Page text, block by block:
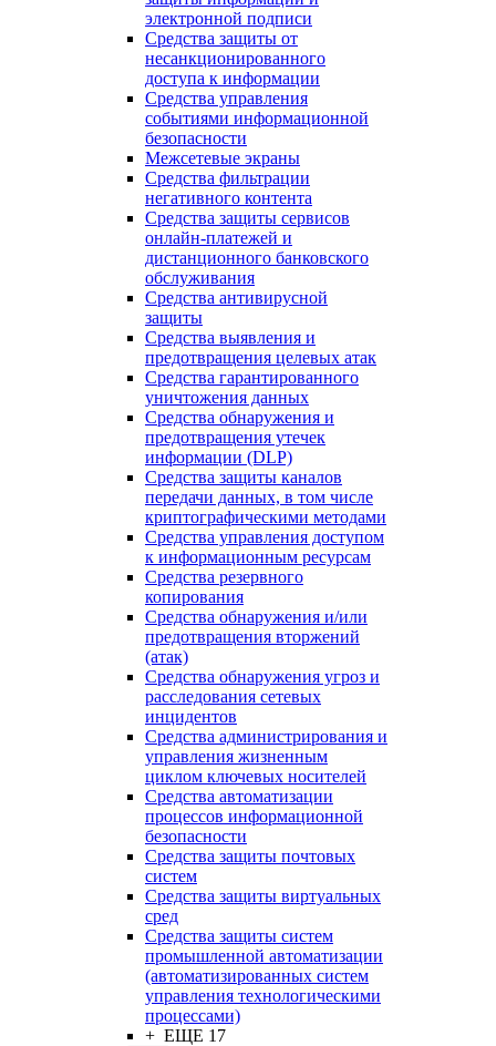
электронной подписи
Средства защиты от
несанкционированного
доступа к информации
Средства управления
событиями информационной
безопасности
Межсетевые экраны
Средства фильтрации
негативного контента
Средства защиты сервисов
онлайн-платежей и
дистанционного банковского
обслуживания
Средства антивирусной
защиты
Средства выявления и
предотвращения целевых атак
Средства гарантированного
уничтожения данных
Средства обнаружения и
предотвращения утечек
информации (DLP)
Средства защиты каналов
передачи данных, в том числе
криптографическими методами
Средства управления доступом
к информационным ресурсам
Средства резервного
копирования
Средства обнаружения и/или
предотвращения вторжений
(атак)
Средства обнаружения угроз и
расследования сетевых
инцидентов
Средства администрирования и
управления жизненным
циклом ключевых носителей
Средства автоматизации
процессов информационной
безопасности
Средства защиты почтовых
систем
Средства защиты виртуальных
сред
Средства защиты систем
промышленной автоматизации
(автоматизированных систем
управления технологическими
процессами)
+ ЕЩЕ 17